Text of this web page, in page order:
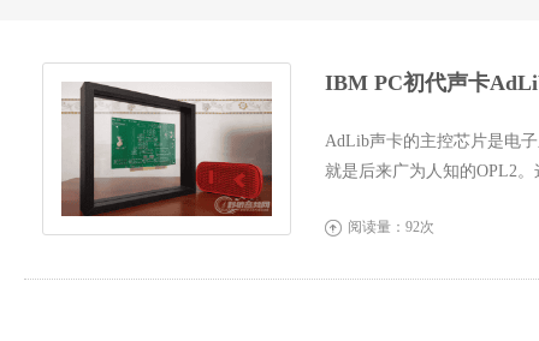
IBM PC初代声卡
AdLib声卡的主控芯片是电
就是后来广为人知的OPL2
 阅读量：92次